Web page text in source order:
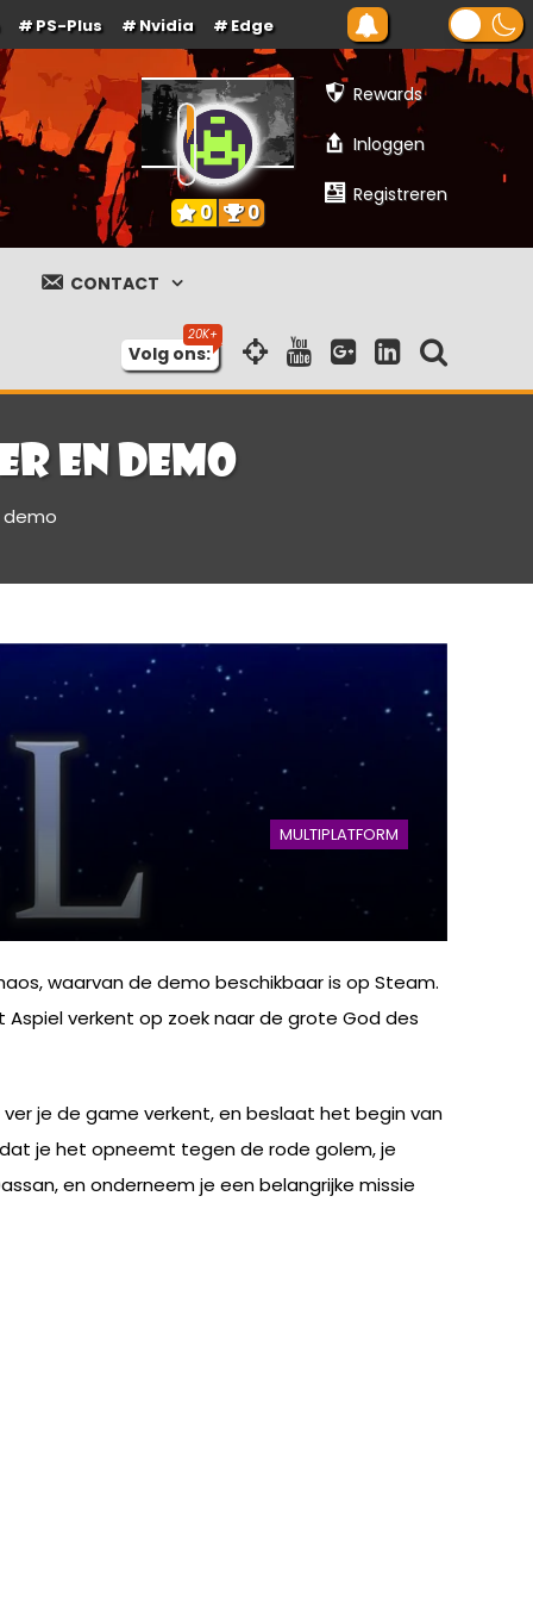
PS-Plus Nvidia Edge
Rewards
Inloggen
Registreren
0 0
CONTACT
Volg ons:
en demo
demo
MULTIPLATFORM
waarvan de demo beschikbaar is op Steam.
verkent op zoek naar de grote God des
je de game verkent, en beslaat het begin van
je het opneemt tegen de rode golem, je
en onderneem je een belangrijke missie